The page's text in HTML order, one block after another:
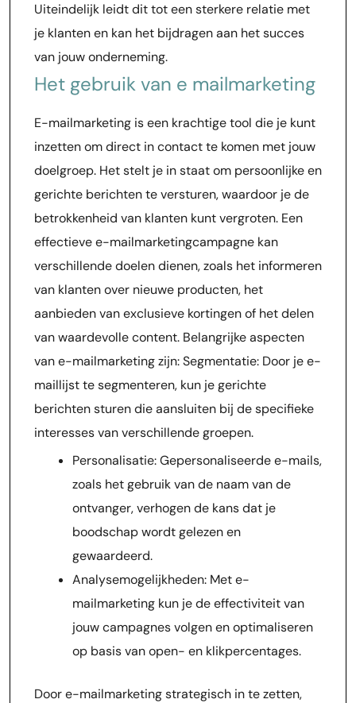
Uiteindelijk leidt dit tot een sterkere relatie met
je klanten en kan het bijdragen aan het succes
van jouw onderneming.
Het gebruik van e mailmarketing
E-mailmarketing is een krachtige tool die je kunt
inzetten om direct in contact te komen met jouw
doelgroep. Het stelt je in staat om persoonlijke en
gerichte berichten te versturen, waardoor je de
betrokkenheid van klanten kunt vergroten. Een
effectieve e-mailmarketingcampagne kan
verschillende doelen dienen, zoals het informeren
van klanten over nieuwe producten, het
aanbieden van exclusieve kortingen of het delen
van waardevolle content. Belangrijke aspecten
van e-mailmarketing zijn: Segmentatie: Door je e-
maillijst te segmenteren, kun je gerichte
berichten sturen die aansluiten bij de specifieke
interesses van verschillende groepen.
Personalisatie: Gepersonaliseerde e-mails,
zoals het gebruik van de naam van de
ontvanger, verhogen de kans dat je
boodschap wordt gelezen en
gewaardeerd.
Analysemogelijkheden: Met e-
mailmarketing kun je de effectiviteit van
jouw campagnes volgen en optimaliseren
op basis van open- en klikpercentages.
Door e-mailmarketing strategisch in te zetten,